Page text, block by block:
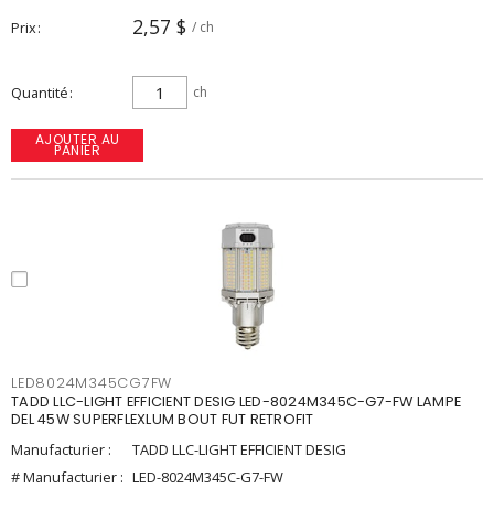
Prix 2,57 $ / ch
Quantité ch
AJOUTER AU
PANIER
LED8024M345CG7FW
TADD LLC-LIGHT EFFICIENT DESIG LED-8024M345C-G7-FW LAMPE
DEL 45W SUPERFLEXLUM BOUT FUT RETROFIT
Manufacturier :
TADD LLC-LIGHT EFFICIENT DESIG
# Manufacturier : LED-8024M345C-G7-FW